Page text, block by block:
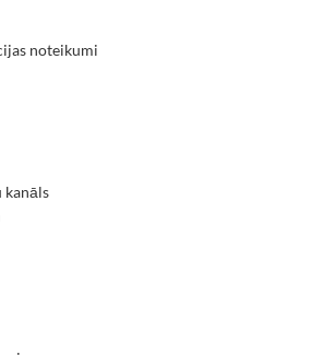
noteikumi
kanāls